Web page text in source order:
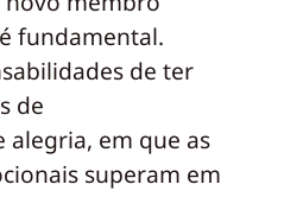
fundamental.
de ter
de
alegria, em que as
superam em